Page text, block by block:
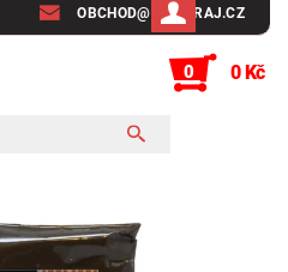
OBCHOD@SUSHIRAJ.CZ
0 0 Kč